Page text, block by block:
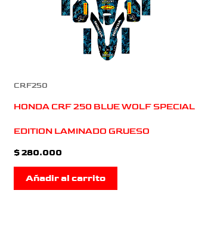
CRF250
HONDA CRF 250 BLUE WOLF SPECIAL
EDITION LAMINADO GRUESO
$280.000
Añadir al carrito